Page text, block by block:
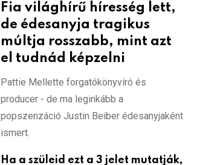
Fia világhírű híresség lett,
de édesanyja tragikus
múltja rosszabb, mint azt
el tudnád képzelni
Pattie Mellette forgatókönyvíró és
producer - de ma leginkább a
popszenzáció Justin Beiber édesanyjaként
ismert.
Ha a szüleid ezt a 3 jelet mutatják,